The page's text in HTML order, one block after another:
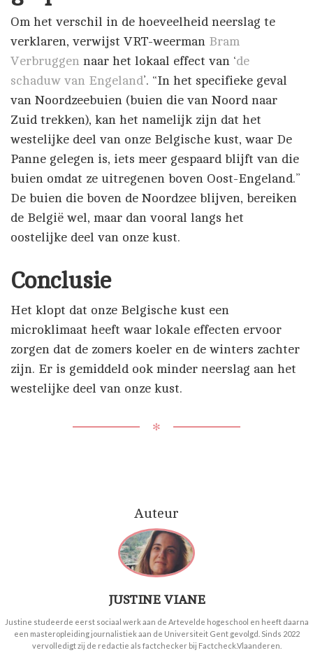
Om het verschil in de hoeveelheid neerslag te
verklaren, verwijst VRT-weerman Bram
Verbruggen naar het lokaal effect van ‘de
schaduw van Engeland’. “In het specifieke geval
van Noordzeebuien (buien die van Noord naar
Zuid trekken), kan het namelijk zijn dat het
westelijke deel van onze Belgische kust, waar De
Panne gelegen is, iets meer gespaard blijft van die
buien omdat ze uitregenen boven Oost-Engeland.”
De buien die boven de Noordzee blijven, bereiken
de België wel, maar dan vooral langs het
oostelijke deel van onze kust.
Conclusie
Het klopt dat onze Belgische kust een
microklimaat heeft waar lokale effecten ervoor
zorgen dat de zomers koeler en de winters zachter
zijn. Er is gemiddeld ook minder neerslag aan het
westelijke deel van onze kust.
✻
Auteur
JUSTINE VIANE
Justine studeerde eerst sociaal werk aan de Artevelde hogeschool en heeft daarna
een masteropleiding journalistiek aan de Universiteit Gent gevolgd. Sinds 2022
vervolledigt zij de redactie als factchecker bij Factcheck.Vlaanderen.